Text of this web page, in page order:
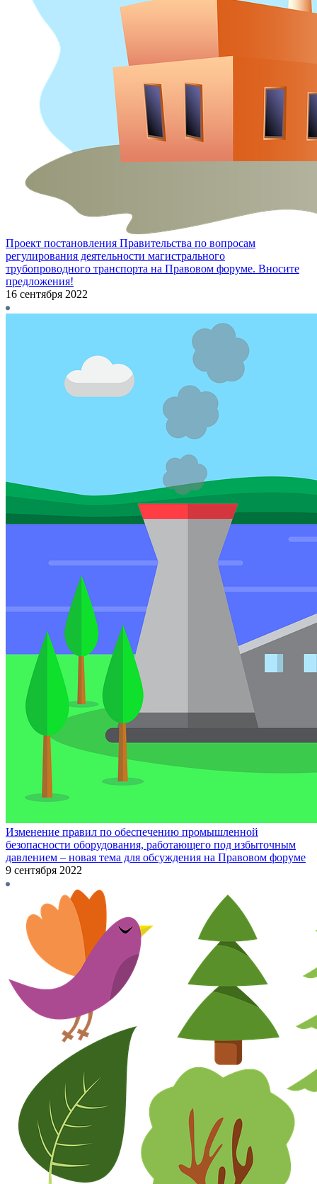
Проект постановления Правительства по вопросам
регулирования деятельности магистрального
трубопроводного транспорта на Правовом форуме. Вносите
предложения!
16 сентября 2022
Изменение правил по обеспечению промышленной
безопасности оборудования, работающего под избыточным
давлением – новая тема для обсуждения на Правовом форуме
9 сентября 2022